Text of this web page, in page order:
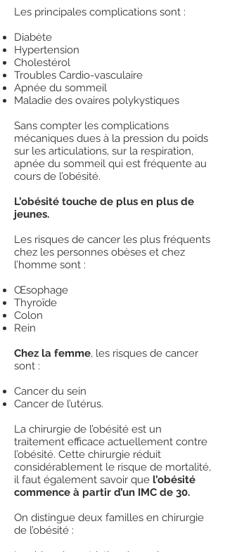
Les principales complications sont :
Diabète
Hypertension
Cholestérol
Troubles Cardio-vasculaire
Apnée du sommeil
Maladie des ovaires polykystiques
Sans compter les complications
mécaniques dues à la pression du poids
sur les articulations, sur la respiration,
apnée du sommeil qui est fréquente au
cours de l’obésité.
L’obésité touche de plus en plus de
jeunes.
Les risques de cancer les plus fréquents
chez les personnes obèses et chez
l’homme sont :
Œsophage
Thyroïde
Colon
Rein
Chez la femme, les risques de cancer
sont :
Cancer du sein
Cancer de l’utérus.
La chirurgie de l’obésité est un
traitement efficace actuellement contre
l’obésité. Cette chirurgie réduit
considérablement le risque de mortalité,
il faut également savoir que l’obésité
commence à partir d’un IMC de 30.
On distingue deux familles en chirurgie
de l’obésité :